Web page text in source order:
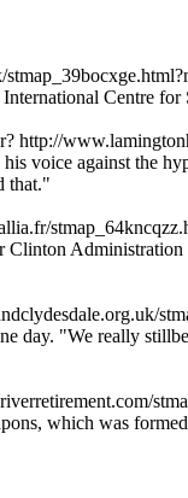
Centre
http://
voice against the
that."
Clinton
day. "We really
which was